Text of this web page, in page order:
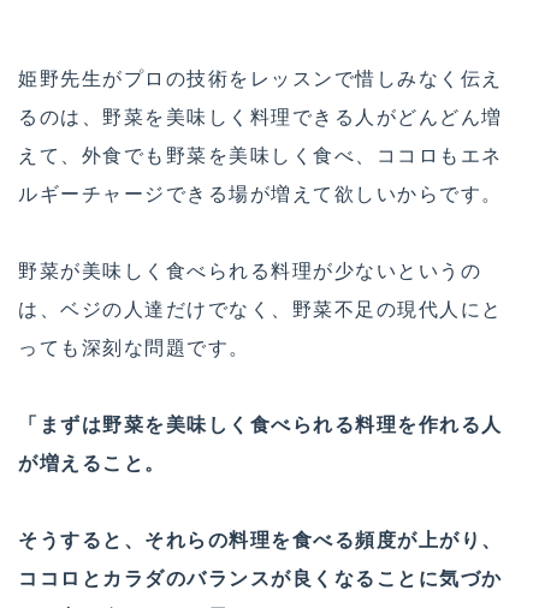
姫野先生がプロの技術をレッスンで惜しみなく伝え
るのは、野菜を美味しく料理できる人がどんどん増
えて、外食でも野菜を美味しく食べ、ココロもエネ
ルギーチャージできる場が増えて欲しいからです。
野菜が美味しく食べられる料理が少ないというの
は、ベジの人達だけでなく、野菜不足の現代人にと
っても深刻な問題です。
「まずは野菜を美味しく食べられる料理を作れる人
が増えること。
そうすると、それらの料理を食べる頻度が上がり、
ココロとカラダのバランスが良くなることに気づか